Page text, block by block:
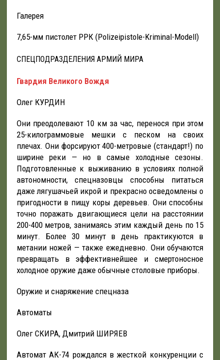
Галерея
7,65-мм пистолет РРК (Polizeipistole-Kriminal-Modell)
СПЕЦПОДРАЗДЕЛЕНИЯ АРМИЙ МИРА
Гвардия Великого Вождя
Олег КУРДИН
Они преодолевают 10 км за час, перенося при этом
25-килограммовые мешки с песком на своих
плечах. Они форсируют 400-метровые (стандарт!) по
ширине реки — но в самые холодные сезоны.
Подготовленные к выживанию в условиях полной
автономности, спецназовцы способны питаться
даже лягушачьей икрой и прекрасно осведомлены о
пригодности в пищу коры деревьев. Они способны
точно поражать двигающиеся цели на расстоянии
200-400 метров, занимаясь этим каждый день по 15
минут. Более 30 минут в день практикуются в
метании ножей — также ежедневно. Они обучаются
превращать в эффективнейшее и смертоносное
холодное оружие даже обычные столовые приборы.
Оружие и снаряжение спецназа
Автоматы
Олег СКИРА, Дмитрий ШИРЯЕВ
Автомат АК-74 рождался в жесткой конкуренции с